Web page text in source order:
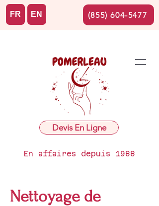
Devis En Ligne
En affaires depuis 1988
FR EN (855) 604-5477
Nettoyage de